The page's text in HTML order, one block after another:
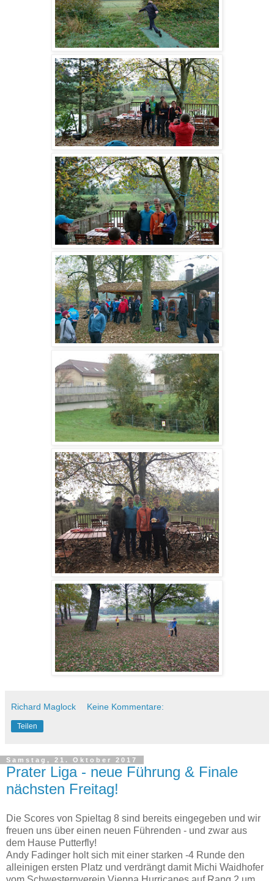
Richard Maglock Keine Kommentare:
Teilen
Samstag, 21. Oktober 2017
Prater Liga - neue Führung & Finale
nächsten Freitag!
Die Scores von Spieltag 8 sind bereits eingegeben und wir
freuen uns über einen neuen Führenden - und zwar aus
dem Hause Putterfly!
Andy Fadinger holt sich mit einer starken -4 Runde den
alleinigen ersten Platz und verdrängt damit Michi Waidhofer